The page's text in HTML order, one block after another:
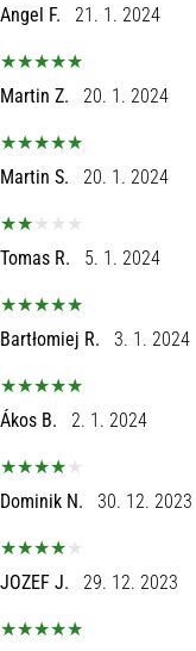
Angel F. 21. 1. 2024
Martin Z. 20. 1. 2024
Martin S. 20. 1. 2024
Tomas R. 5. 1. 2024
Bartłomiej R. 3. 1. 2024
Ákos B. 2. 1. 2024
Dominik N. 30. 12. 2023
JOZEF J. 29. 12. 2023